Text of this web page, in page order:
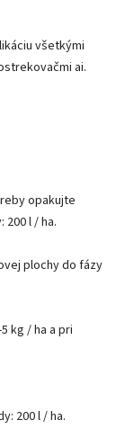
všetkými
ai.
opakujte
200 l / ha.
plochy do fázy
kg ​​/ ha a pri
200 l / ha.